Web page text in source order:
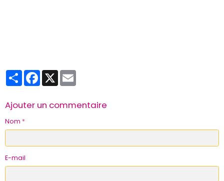
PartagerFacebook
X
Ajouter un commentaire
Nom
E-mail